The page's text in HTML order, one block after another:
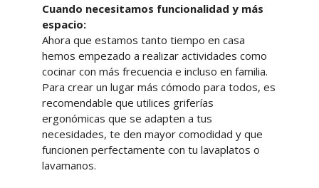
Cuando necesitamos funcionalidad y más
espacio:
Ahora que estamos tanto tiempo en casa
hemos empezado a realizar actividades como
cocinar con más frecuencia e incluso en familia.
Para crear un lugar más cómodo para todos, es
recomendable que utilices griferías
ergonómicas que se adapten a tus
necesidades, te den mayor comodidad y que
funcionen perfectamente con tu lavaplatos o
lavamanos.